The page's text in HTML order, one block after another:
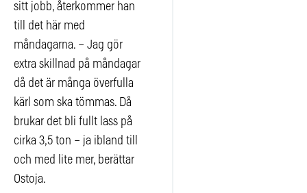
sitt jobb, återkommer han
till det här med
måndagarna. – Jag gör
extra skillnad på måndagar
då det är många överfulla
kärl som ska tömmas. Då
brukar det bli fullt lass på
cirka 3,5 ton – ja ibland till
och med lite mer, berättar
Ostoja.